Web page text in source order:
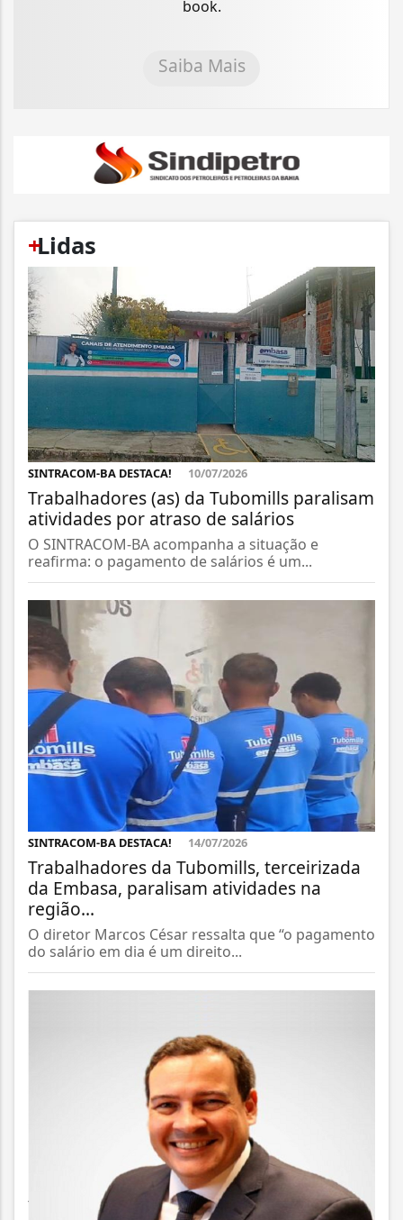
book.
Saiba Mais
+
Lidas
SINTRACOM-BA DESTACA! 10/07/2026
Trabalhadores (as) da Tubomills paralisam
atividades por atraso de salários
O SINTRACOM-BA acompanha a situação e
reafirma: o pagamento de salários é um...
SINTRACOM-BA DESTACA! 14/07/2026
Trabalhadores da Tubomills, terceirizada
da Embasa, paralisam atividades na
região...
O diretor Marcos César ressalta que “o pagamento
do salário em dia é um direito...